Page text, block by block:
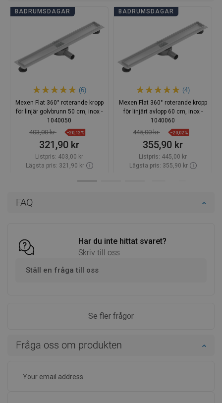
FAQ
Har du inte hittat svaret?
Skriv till oss
Ställ en fråga till oss
Se fler frågor
Fråga oss om produkten
BADRUMSDAGAR
(6)
Mexen Flat 360° roterande kropp
för linjär golvbrunn 50 cm, inox -
1040050
403,00 kr −20,12%
321,90 kr
Listpris: 403,00 kr
Lägsta pris: 321,90 kr
BADRUMSDAGAR
(4)
Mexen Flat 360° roterande kropp
för linjärt avlopp 60 cm, inox -
1040060
445,00 kr −20,02%
355,90 kr
Listpris: 445,00 kr
Lägsta pris: 355,90 kr